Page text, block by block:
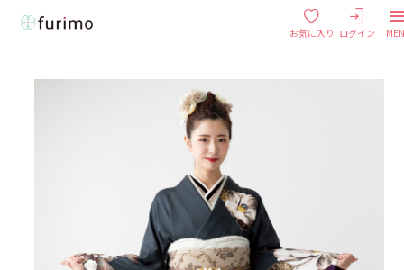
お気に入り ログイン